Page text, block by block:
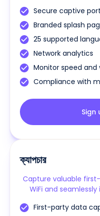
Secure captive
Branded splash
25 supported
Network analytics
Monitor speed
Compliance with
Sign
ক্যাপচার
Capture valuable
WiFi and
First-party data